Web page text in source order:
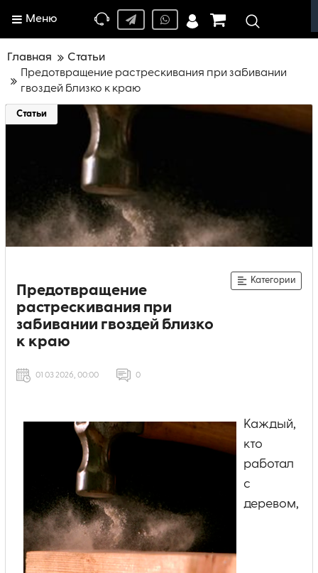
Меню
Главная
Статьи
Предотвращение растрескивания при забивании
гвоздей близко к краю
Статьи
Предотвращение
растрескивания при
забивании гвоздей близко
к краю
Категории
01 03 2026, 00:00 0
Каждый,
кто
работал
с
деревом,